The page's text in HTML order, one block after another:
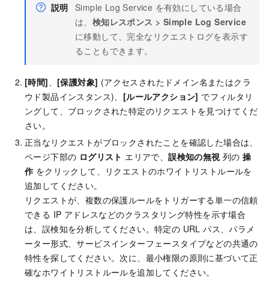
説明 Simple Log Service を有効にしている場合
は、 検知レスポンス > Simple Log Service
に移動して、完全なリクエストログを表示す
ることもできます。
[時間] [保護対象] (アクセスされたドメイン名またはクラ
ウド製品インスタンス)、 [ルールアクション] でフィルタリ
ングして、ブロックされた特定のリクエストを見つけてくだ
さい。
正当なリクエストがブロックされたことを確認した場合は、
ページ下部の ログリスト エリアで、誤検知の無視 列の操
作 をクリックして、リクエストのホワイトリストルールを
追加してください。
リクエストが、複数の保護ルールをトリガーする単一の信頼
できる IP アドレスなどのクラスタリング特性を示す場合
は、誤検知を分析してください。特定の URL パス、パラメ
ーター形式、サービスインターフェースタイプなどの共通の
特性を探してください。次に、最小権限の原則に基づいて正
確なホワイトリストルールを追加してください。